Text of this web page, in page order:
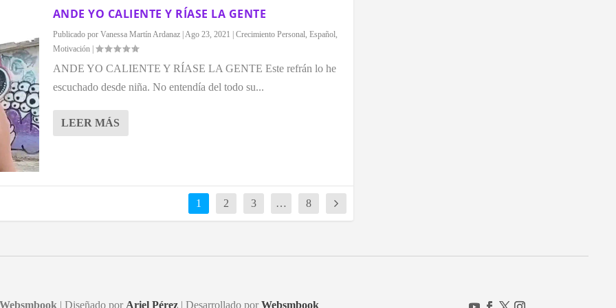
ANDE YO CALIENTE Y RÍASE LA GENTE
Publicado por Vanessa Martín Ardanaz|Ago 23, 2021 | Crecimiento Personal, Español,
Motivación|
ANDE YO CALIENTE Y RÍASE LA GENTE Este refrán lo he
escuchado desde niña. No entendía del todo su...
LEER MÁS
1 2 3 … 8
Websmbook | Diseñado por Ariel Pérez | Desarrollado porWebsmbook